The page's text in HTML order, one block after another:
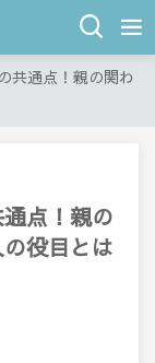
共通点！親の関わ
点！親の
役目とは